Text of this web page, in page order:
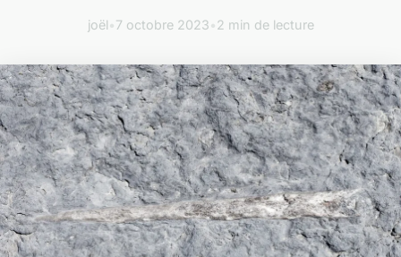
joël•7 octobre 2023•2 min de lecture